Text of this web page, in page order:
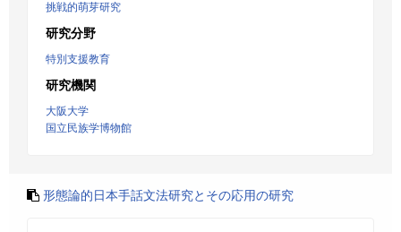
挑戦的萌芽研究
研究分野
特別支援教育
研究機関
大阪大学
国立民族学博物館
形態論的日本手話文法研究とその応用の研究